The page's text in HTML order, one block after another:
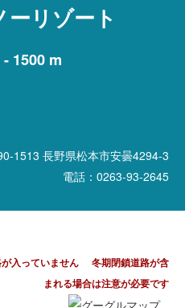
リゾート
1500 m
1513 長野県松本市安曇4294-3
電話：0263-93-2645
入っていません
冬期閉鎖道路が含
まれる場合は注意が必要です